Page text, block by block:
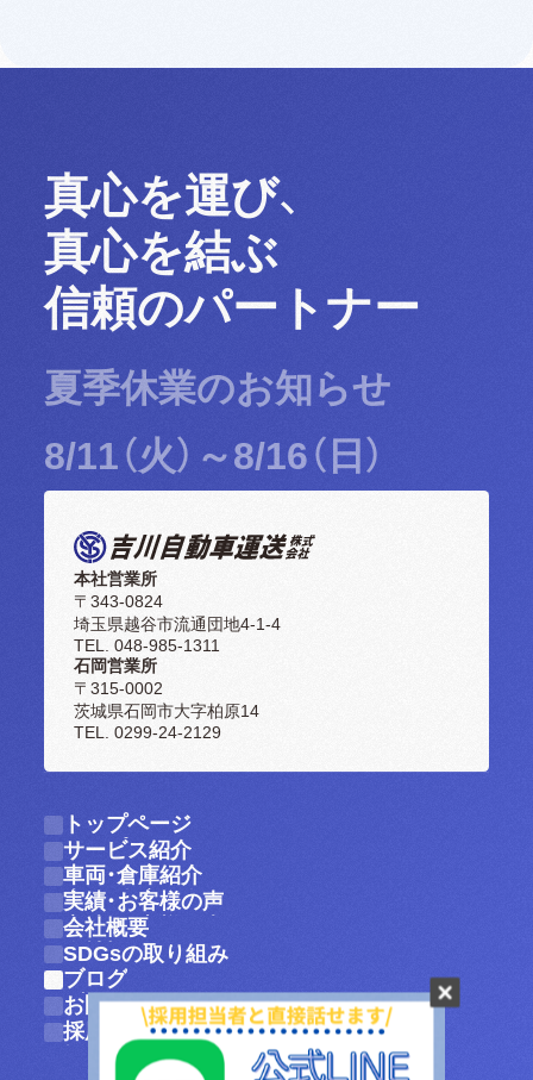
本社営業所
〒343-0824
埼玉県越谷市流通団地4-1-4
TEL. 048-985-1311
石岡営業所
〒315-0002
茨城県石岡市大字柏原14
TEL. 0299-24-2129
真心を運び、
真心を結ぶ
信頼のパートナー
夏季休業のお知らせ
8/11（火）～8/16（日）
トップページ
トップページ
サービス紹介
サービス紹介
車両・倉庫紹介
車両・倉庫紹介
実績・お客様の声
実績・お客様の声
会社概要
会社概要
SDGsの取り組み
SDGsの取り組み
ブログ
ブログ
お問い合わせ
お問い合わせ
採用情報
採用情報
個人情報保護方針